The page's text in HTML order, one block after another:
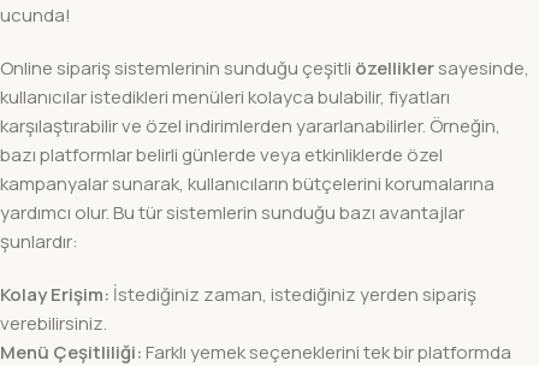
ucunda!
Online sipariş sistemlerinin sunduğu çeşitli özelliklersayesinde,
kullanıcılar istedikleri menüleri kolayca bulabilir, fiyatları
karşılaştırabilir ve özel indirimlerden yararlanabilirler. Örneğin,
bazı platformlar belirli günlerde veya etkinliklerde özel
kampanyalar sunarak, kullanıcıların bütçelerini korumalarına
yardımcı olur. Bu tür sistemlerin sunduğu bazı avantajlar
şunlardır:
Kolay Erişim: İstediğiniz zaman, istediğiniz yerden sipariş
verebilirsiniz.
Menü Çeşitliliği: Farklı yemek seçeneklerini tek bir platformda